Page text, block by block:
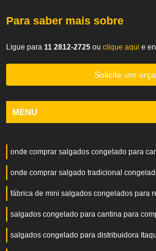
Para saber mais sobre
Ligue para 11 2812-2725 ou clique aqui e
Solicite um
MENU
onde comprar salgados congelado para
onde comprar salgado tradicional
fábrica de mini salgados congelados para
salgados congelado para cantina para
salgados congelado para distribuidora